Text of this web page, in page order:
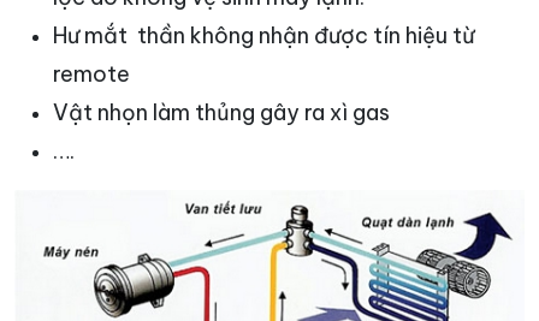
Hư mắt thần không nhận được tín hiệu từ
remote
Vật nhọn làm thủng gây ra xì gas
….